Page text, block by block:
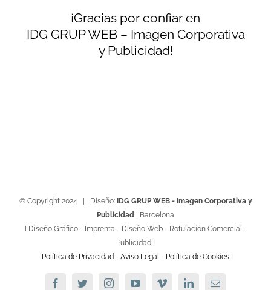
¡Gracias por confiar en
IDG GRUP WEB – Imagen Corporativa
y Publicidad!
© Copyright 2024 | Diseño: IDG GRUP WEB - Imagen Corporativa y
Publicidad | Barcelona
[ Diseño Gráfico - Imprenta - Diseño Web - Rotulación Comercial -
Publicidad ]
[ Política de Privacidad - Aviso Legal- Política de Cookies ]
FacebookTwitterInstagramYouTubeVimeoLinkedinEmail